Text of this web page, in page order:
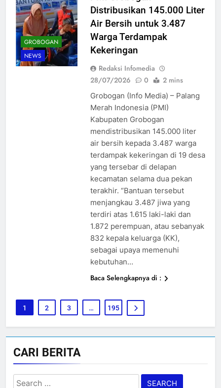
GROBOGAN
NEWS
Distribusikan 145.000 Liter
Air Bersih untuk 3.487
Warga Terdampak
Kekeringan
Redaksi Infomedia
28/07/2026
0 2 mins
Grobogan (Info Media) – Palang
Merah Indonesia (PMI)
Kabupaten Grobogan
mendistribusikan 145.000 liter
air bersih kepada 3.487 warga
terdampak kekeringan di 19 desa
yang tersebar di delapan
kecamatan selama dua pekan
terakhir. “Bantuan tersebut
menjangkau 3.487 jiwa yang
terdiri atas 1.615 laki-laki dan
1.872 perempuan, atau sebanyak
832 kepala keluarga (KK),
sebagai upaya memenuhi
kebutuhan…
Baca Selengkapnya di :
1 2 3 … 195
CARI BERITA
Search